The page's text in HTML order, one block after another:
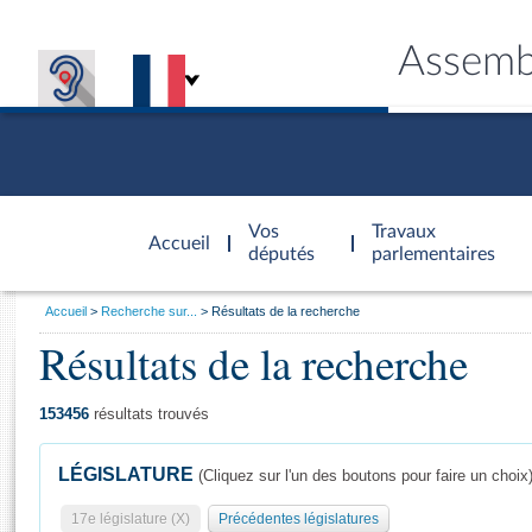
Accueil
d'accueil
Vos
députés
Travaux
parlementaires
Général
Vous
Accueil Recherche sur... Résultats de la recherche
Résultats de la recherche
153456 résultats trouvés
LÉGISLATURE (Cliquez sur l'un des boutons pour faire un choix)
17e législature (X) Précédentes législatures